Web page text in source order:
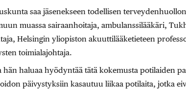
saa jäsenekseen todellisen
muassa sairaanhoitaja, ambulanssilääkäri,
Helsingin yliopiston akuuttilääketieteen
toimialajohtaja.
hän haluaa hyödyntää tätä kokemusta potilaiden
päivystyksiin kasautuu liikaa potilaita, jotka